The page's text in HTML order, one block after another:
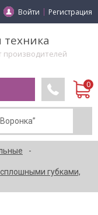
Войти Регистрация
производителей
губками,